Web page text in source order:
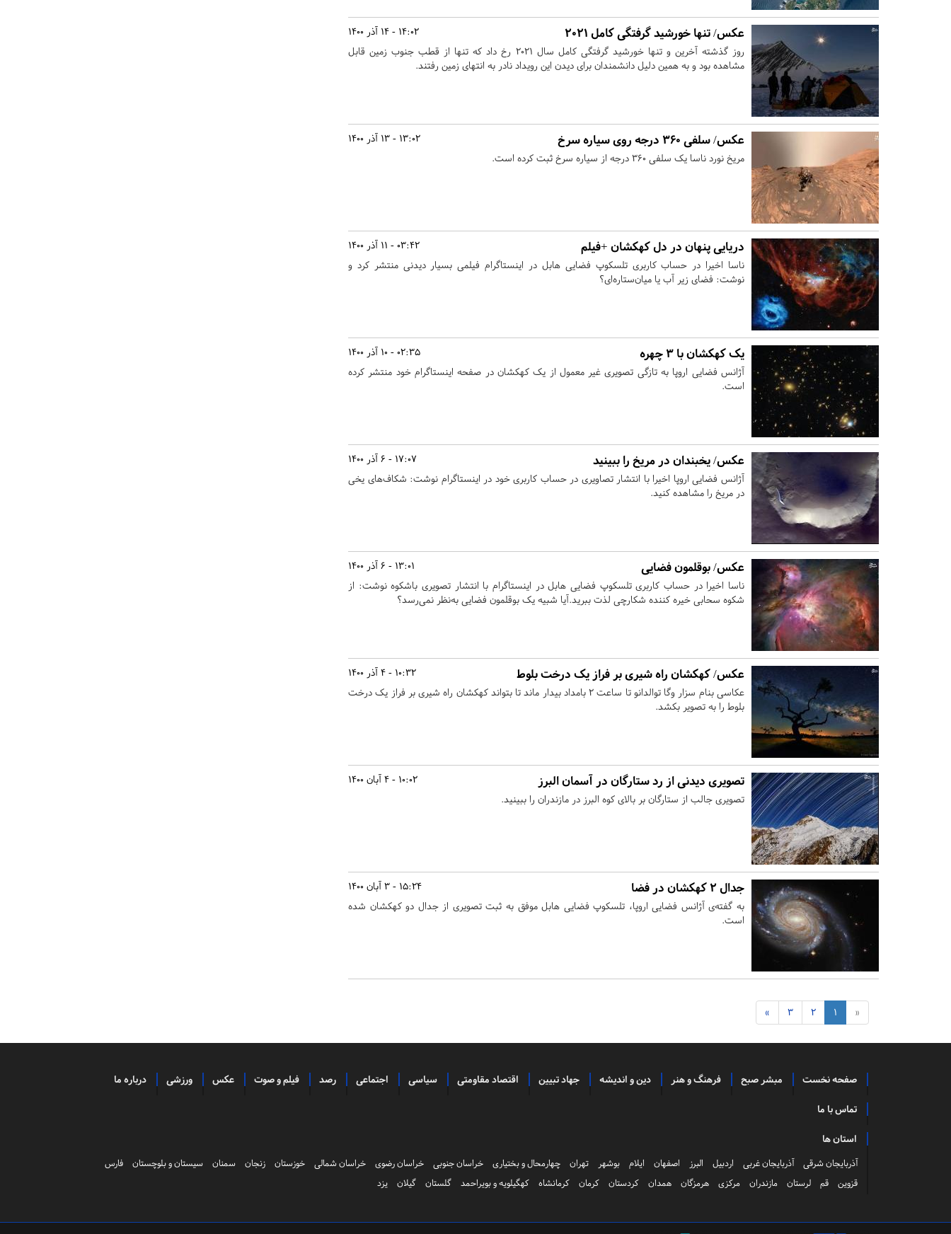
14:02 - 14 آذر 1400 عکس/ تنها خورشید گرفتگی کامل ۲۰۲۱
روز گذشته آخرین و تنها خورشید گرفتگی کامل سال ۲۰۲۱ رخ داد که تنها از قطب جنوب زمین قابل
مشاهده بود و به همین دلیل دانشمندان برای دیدن این رویداد نادر به انتهای زمین رفتند.
13:02 - 13 آذر 1400 عکس/ سلفی ۳۶۰ درجه روی سیاره سرخ
مریخ نورد ناسا یک سلفی ۳۶۰ درجه از سیاره سرخ ثبت کرده است.
03:42 - 11 آذر 1400 دریایی پنهان در دل کهکشان +فیلم
ناسا اخیرا در حساب کاربری تلسکوپ فضایی هابل در اینستاگرام فیلمی بسیار دیدنی منتشر کرد و
نوشت: فضای زیر آب یا میان‌ستاره‌ای؟
02:35 - 10 آذر 1400 یک کهکشان با ۳ چهره
آژانس فضایی اروپا به تازگی تصویری غیر معمول از یک کهکشان در صفحه اینستاگرام خود منتشر کرده
است.
17:07 - 6 آذر 1400 عکس/ یخبندان در مریخ را ببینید
آژانس فضایی اروپا اخیرا با انتشار تصاویری در حساب کاربری خود در اینستاگرام نوشت: شکاف‌های یخی
در مریخ را مشاهده کنید.
13:01 - 6 آذر 1400 عکس/ بوقلمون فضایی
ناسا اخیرا در حساب کاربری تلسکوپ فضایی هابل در اینستاگرام با انتشار تصویری باشکوه نوشت: از
شکوه سحابی خیره کننده شکارچی لذت ببرید.آیا شبیه یک بوقلمون فضایی به‌نظر نمی‌رسد؟
10:32 - 4 آذر 1400 عکس/ کهکشان راه شیری بر فراز یک درخت بلوط
عکاسی بنام سزار وگا توالدانو تا ساعت ۲ بامداد بیدار ماند تا بتواند کهکشان راه شیری بر فراز یک درخت
بلوط را به تصویر بکشد.
10:02 - 4 آبان 1400 تصویری دیدنی از رد ستارگان در آسمان البرز
تصویری جالب از ستارگان بر بالای کوه البرز در مازندران را ببینید.
15:24 - 3 آبان 1400 جدال ۲ کهکشان در فضا
به گفته‌ی آژانس فضایی اروپا، تلسکوپ فضایی هابل موفق به ثبت تصویری از جدال دو کهکشان شده
است.
«
1
2
3
»
صفحه نخست مبشر صبح فرهنگ و هنر دین و اندیشه جهاد تبیین اقتصاد مقاومتی سیاسی اجتماعی رصد فیلم و صوت عکس ورزشی درباره ما
تماس با ما
استان ها
آذربایجان شرقی آذربایجان غربی اردبیل البرز اصفهان ایلام بوشهر تهران چهارمحال و بختیاری خراسان جنوبی خراسان رضوی خراسان شمالی خوزستان زنجان سمنان سیستان و بلوچستان
فارس
قزوین
قم لرستان مازندران مرکزی هرمزگان همدان کردستان کرمان کرمانشاه کهگیلویه و بویراحمد گلستان گیلان یزد